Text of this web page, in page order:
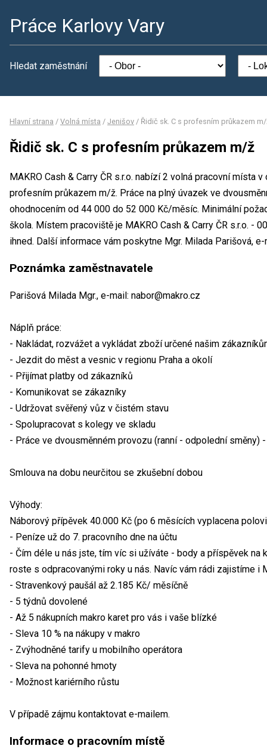
Práce Karlovy Vary
Hledat zaměstnání
Hlavní strana / Volná místa / Jenišov / Řidič sk. C s profesním průkazem
Řidič sk. C s profesním průkazem m/ž
MAKRO Cash & Carry ČR s.r.o. nabízí 2 volná pracovní místa
profesním průkazem m/ž. Práce na plný úvazek ve
ohodnocením od 44 000 do 52 000 Kč/měsíc. Minimální
škola. Místem pracoviště je MAKRO Cash & Carry ČR s.r.o. -
ihned. Další informace vám poskytne Mgr. Milada Parišová, e-
Poznámka zaměstnavatele
Parišová Milada Mgr., e-mail: nabor@makro.cz
Náplň práce:
- Nakládat, rozvážet a vykládat zboží určené našim
- Jezdit do měst a vesnic v regionu Praha a okolí
- Přijímat platby od zákazníků
- Komunikovat se zákazníky
- Udržovat svěřený vůz v čistém stavu
- Spolupracovat s kolegy ve skladu
- Práce ve dvousměnném provozu (ranní - odpolední směny)
Smlouva na dobu neurčitou se zkušební dobou
Výhody:
Náborový přípěvek 40.000 Kč (po 6 měsících vyplacena
- Peníze už do 7. pracovního dne na účtu
- Čím déle u nás jste, tím víc si užíváte - body a příspěvek na
roste s odpracovanými roky u nás. Navíc vám rádi zajistíme i
- Stravenkový paušál až 2.185 Kč/ měsíčně
- 5 týdnů dovolené
- Až 5 nákupních makro karet pro vás i vaše blízké
- Sleva 10 % na nákupy v makro
- Zvýhodněné tarify u mobilního operátora
- Sleva na pohonné hmoty
- Možnost kariérního růstu
V případě zájmu kontaktovat e-mailem.
Informace o pracovním místě